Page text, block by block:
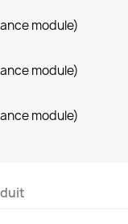
module)
module)
module)